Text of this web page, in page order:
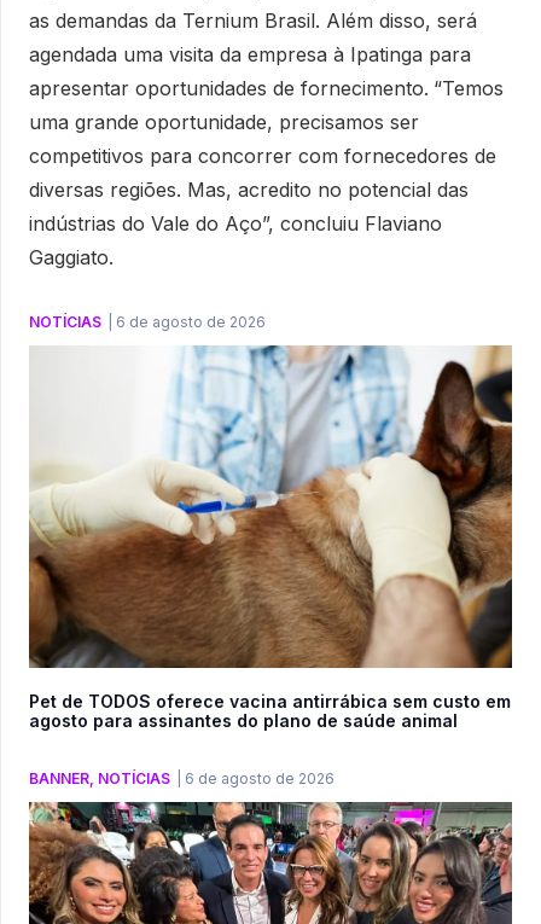
as demandas da Ternium Brasil. Além disso, será
agendada uma visita da empresa à Ipatinga para
apresentar oportunidades de fornecimento. “Temos
uma grande oportunidade, precisamos ser
competitivos para concorrer com fornecedores de
diversas regiões. Mas, acredito no potencial das
indústrias do Vale do Aço”, concluiu Flaviano
Gaggiato.
NOTÍCIAS 6 de agosto de 2026
Pet de TODOS oferece vacina antirrábica sem custo em
agosto para assinantes do plano de saúde animal
BANNER NOTÍCIAS 6 de agosto de 2026